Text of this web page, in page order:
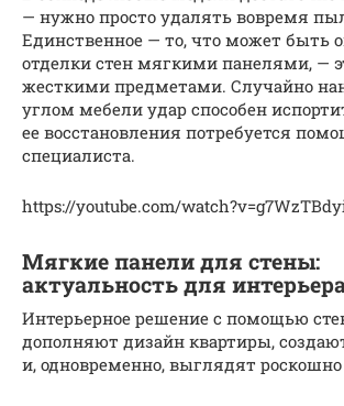
— нужно просто удалять вовремя
Единственное — то, что может быть
отделки стен мягкими панелями, —
жесткими предметами. Случайно
углом мебели удар способен
ее восстановления потребуется
специалиста.
https://youtube.com/
Мягкие панели для стены:
актуальность для
Интерьерное решение с помощью
дополняют дизайн квартиры,
и, одновременно, выглядят роскошно